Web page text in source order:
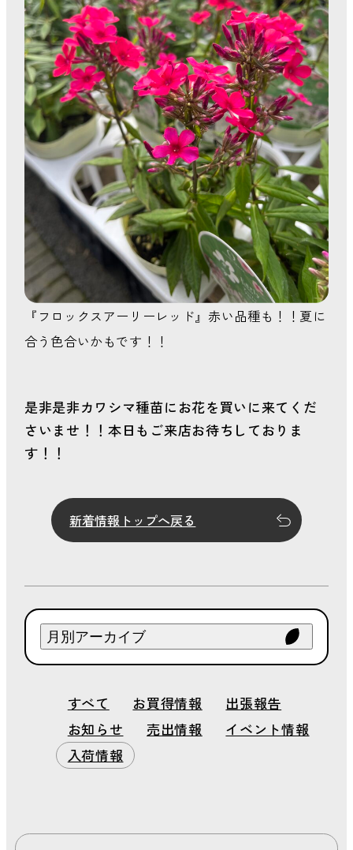
『フロックスアーリーレッド』赤い品種も！！夏に
合う色合いかもです！！
是非是非カワシマ種苗にお花を買いに来てくだ
さいませ！！本日もご来店お待ちしておりま
す！！
新着情報トップへ戻る
すべて お買得情報
出張報告
お知らせ
売出情報
イベント情報
入荷情報
月別アーカイブ
2026年 7月
2026年 6月
2026年 5月
2026年 4月
2026年 1月